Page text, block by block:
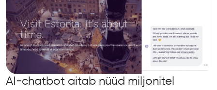
AI-chatbot aitab nüüd miljonitel